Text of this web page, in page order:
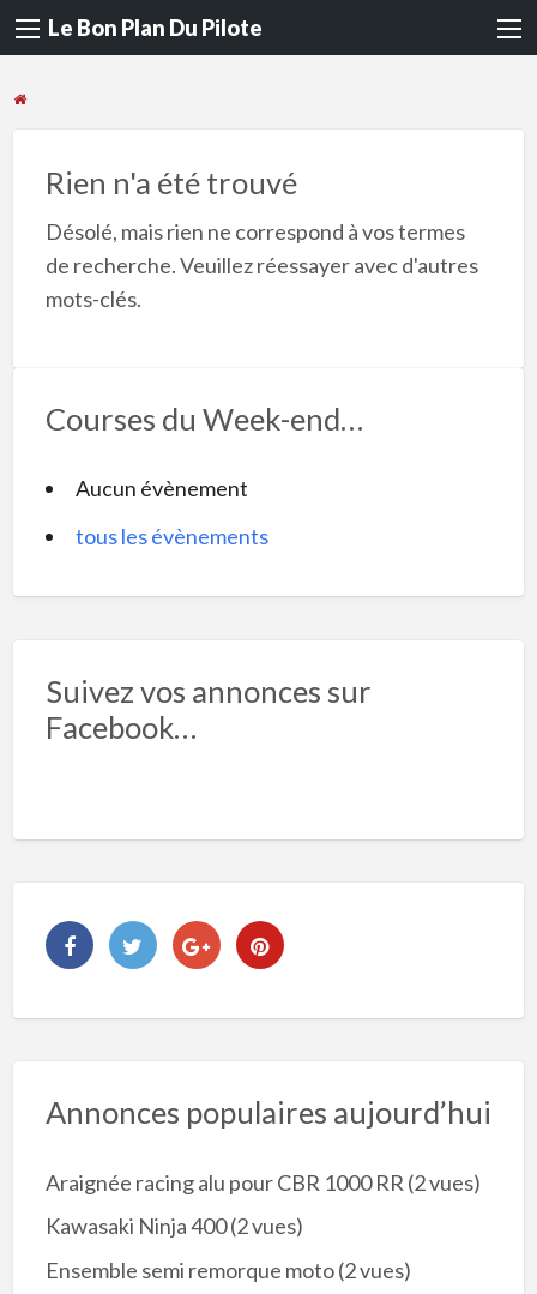
Le Bon Plan Du Pilote
Rien n'a été trouvé
Désolé, mais rien ne correspond à vos termes
de recherche. Veuillez réessayer avec d'autres
mots-clés.
Courses du Week-end…
Aucun évènement
tous les évènements
Suivez vos annonces sur
Facebook…
Annonces populaires aujourd’hui
Araignée racing alu pour CBR 1000 RR (2 vues)
Kawasaki Ninja 400(2 vues)
Ensemble semi remorque moto(2 vues)